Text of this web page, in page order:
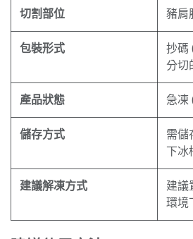
切割部位 豬肩
包裝形式
抄碼
分切
產品狀態 急凍
儲存方式
需儲
下冰
建議解凍方式
建議
環境